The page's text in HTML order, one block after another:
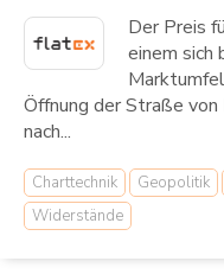
Der Preis
einem sich
Öffnung der Straße
nach...
Charttechnik Geopolitik
Widerstände